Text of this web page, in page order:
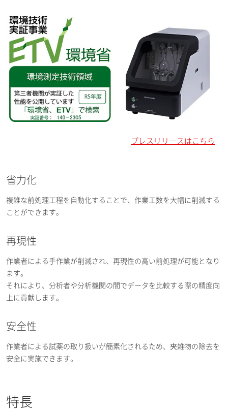
プレスリリースはこちら
省力化
複雑な前処理工程を自動化することで、作業工数を大幅に削減する
ことができます。
再現性
作業者による手作業が削減され、再現性の高い前処理が可能となり
ます。
それにより、分析者や分析機関の間でデータを比較する際の精度向
上に貢献します。
安全性
作業者による試薬の取り扱いが簡素化されるため、夾雑物の除去を
安全に実施できます。
特長